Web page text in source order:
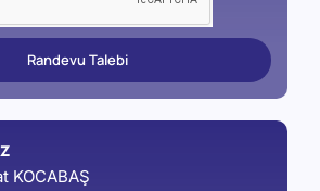
Randevu Talebi
KOCABAŞ